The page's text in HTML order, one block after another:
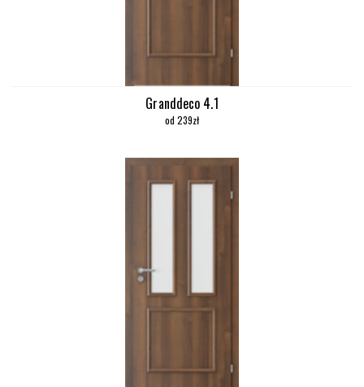
Granddeco 4.1
od 239zł